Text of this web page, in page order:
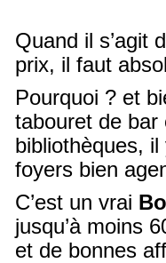
Quand il s’agit
prix, il faut
Pourquoi ? et
tabouret de bar
bibliothèques, il
foyers bien
C’est un vrai
jusqu’à moins
et de bonnes